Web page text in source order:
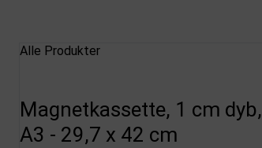
Alle Produkter
Magnetkassette, 1 cm dyb,
A3 - 29,7 x 42 cm